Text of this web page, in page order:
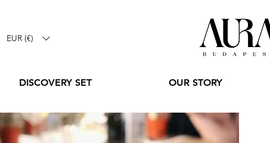
EUR (€)
DISCOVERY SET OUR STORY